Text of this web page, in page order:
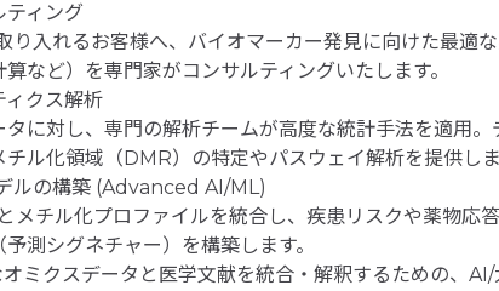
ティング
り入れるお客様へ、バイオマーカー発見に向けた最適
など）を専門家がコンサルティングいたします。
ィクス解析
に対し、専門の解析チームが高度な統計手法を適用。
ル化領域（DMR）の特定やパスウェイ解析を提供しま
ルの構築 (Advanced AI/ML)
メチル化プロファイルを統合し、疾患リスクや薬物応
測シグネチャー）を構築します。
ミクスデータと医学文献を統合・解釈するための、